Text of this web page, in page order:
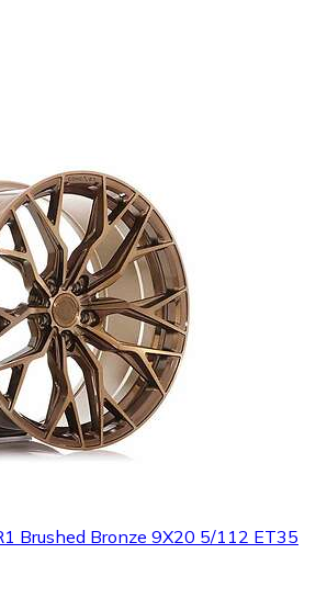
Brushed Bronze 9X20 5/112 ET35